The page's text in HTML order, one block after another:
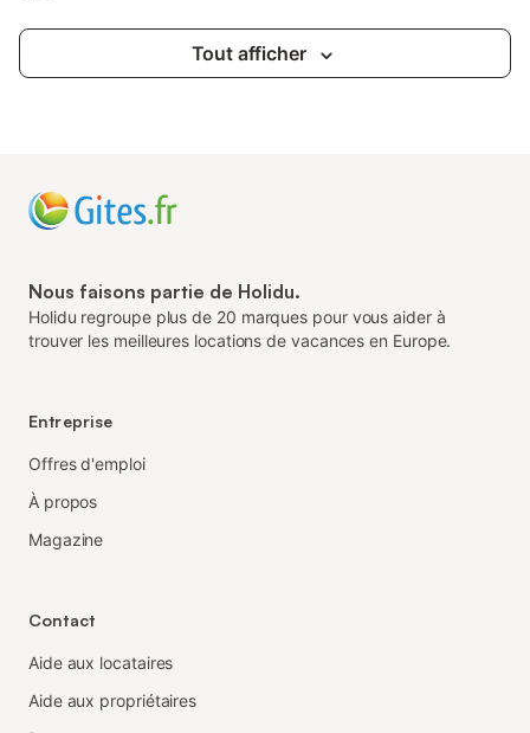
Tout afficher
Nous faisons partie de Holidu.
Holidu regroupe plus de 20 marques pour vous aider à
trouver les meilleures locations de vacances en Europe.
Entreprise
Offres d'emploi
À propos
Magazine
Contact
Aide aux locataires
Aide aux propriétaires